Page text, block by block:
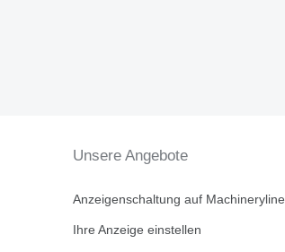
Unsere Angebote
Anzeigenschaltung auf Machineryline
Ihre Anzeige einstellen